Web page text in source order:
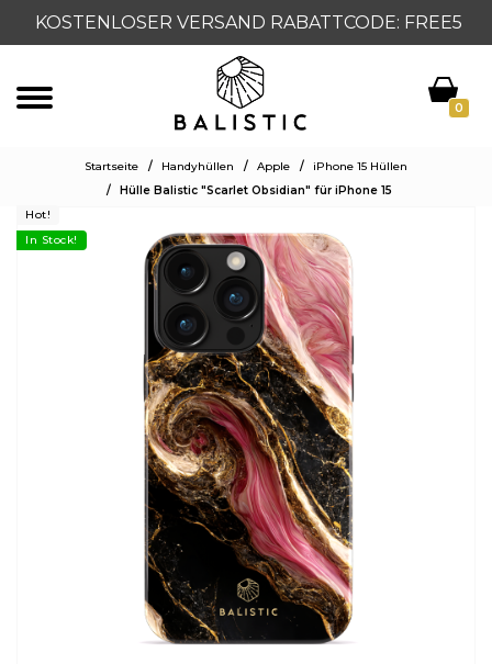
KOSTENLOSER VERSAND RABATTCODE: FREE5
0
Startseite / Handyhüllen / Apple /
iPhone 15 Hüllen
/
Hülle Balistic "Scarlet Obsidian" für iPhone 15
Hot!
In Stock!